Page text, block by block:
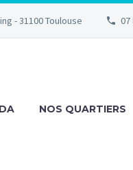
- 31100 Toulouse 07
NOS QUARTIERS